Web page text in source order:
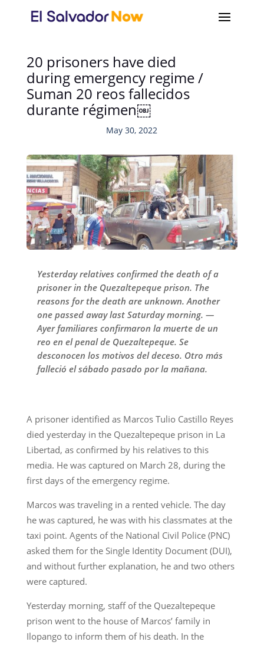
20 prisoners have died
during emergency regime /
Suman 20 reos fallecidos
durante régimen￼
May 30, 2022
Yesterday relatives confirmed the death of a
prisoner in the Quezaltepeque prison. The
reasons for the death are unknown. Another
one passed away last Saturday morning. —
Ayer familiares confirmaron la muerte de un
reo en el penal de Quezaltepeque. Se
desconocen los motivos del deceso. Otro más
falleció el sábado pasado por la mañana.
A prisoner identified as Marcos Tulio Castillo Reyes
died yesterday in the Quezaltepeque prison in La
Libertad, as confirmed by his relatives to this
media. He was captured on March 28, during the
first days of the emergency regime.
Marcos was traveling in a rented vehicle. The day
he was captured, he was with his classmates at the
taxi point. Agents of the National Civil Police (PNC)
asked them for the Single Identity Document (DUI),
and without further explanation, he and two others
were captured.
Yesterday morning, staff of the Quezaltepeque
prison went to the house of Marcos’ family in
Ilopango to inform them of his death. In the